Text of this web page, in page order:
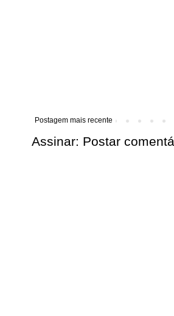
Postagem mais recente
Assinar: Postar